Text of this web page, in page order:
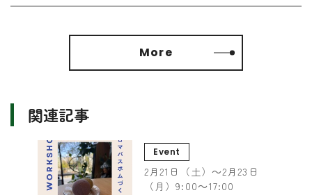
More
関連記事
Event
2月21日（土）～2月23日
（月）9:00～17:00